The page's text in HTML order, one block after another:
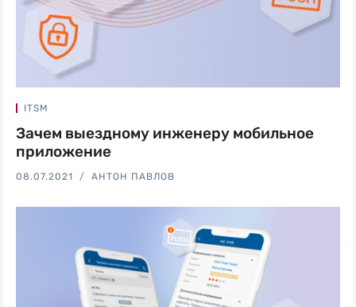
ITSM
Зачем выездному инженеру мобильное
приложение
08.07.2021 АНТОН ПАВЛОВ